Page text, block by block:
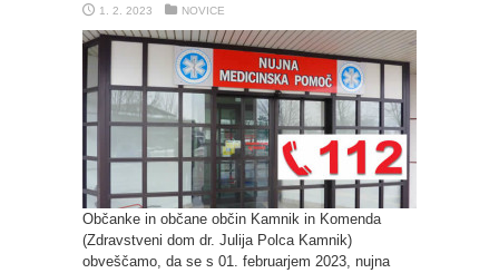
1. 2. 2023 NOVICE
Občanke in občane občin Kamnik in Komenda
(Zdravstveni dom dr. Julija Polca Kamnik)
obveščamo, da se s 01. februarjem 2023, nujna